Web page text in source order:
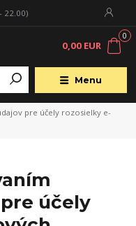
Menu
22.00)
0
0,00 EUR
pre účely rozosielky e-
účely